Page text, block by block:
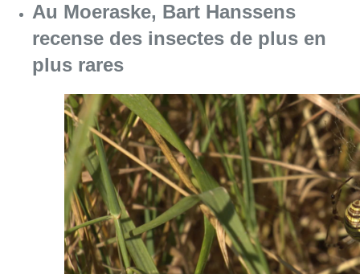
Au Moeraske, Bart Hanssens
recense des insectes de plus en
plus rares